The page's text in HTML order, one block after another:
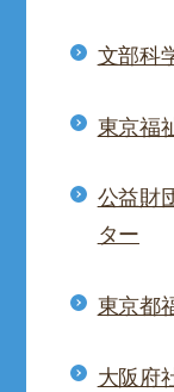
文部科
東京福
公益財
ター
東京都
大阪府